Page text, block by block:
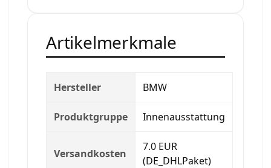
Artikelmerkmale
Hersteller BMW
Produktgruppe Innenausstattung
Versandkosten
7.0 EUR
(DE_DHLPaket)